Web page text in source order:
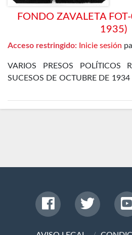
FONDO ZAVALETA
1935)
Acceso restringido: Inicie sesión
VARIOS PRESOS POLÍTICOS
SUCESOS DE OCTUBRE DE 1934
DE MADRID